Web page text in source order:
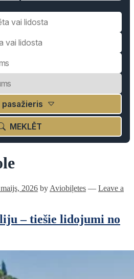
pasažieris
MEKLĒT
2026 by Aviobiļetes — Leave a
– tiešie lidojumi no